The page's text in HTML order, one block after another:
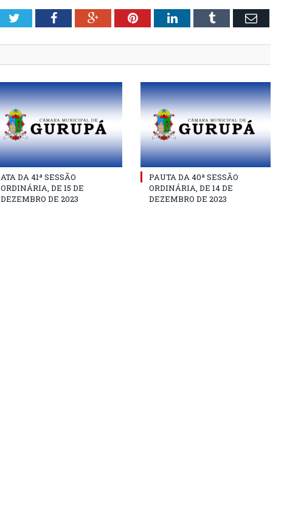
TwitterFacebookGoogle+PinterestLinkedInTumblr Email
ATA DA 41ª SESSÃO
ORDINÁRIA, DE 15 DE
DEZEMBRO DE 2023
PAUTA DA 40ª SESSÃO
ORDINÁRIA, DE 14 DE
DEZEMBRO DE 2023